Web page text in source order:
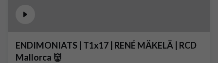
ENDIMONIATS | T1x17 | RENÉ MÄKELÄ | RCD
Mallorca 👹